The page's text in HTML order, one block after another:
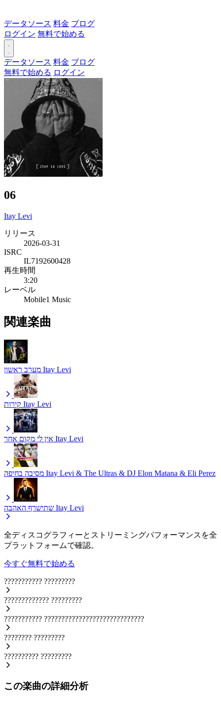
データソース 料金 ブログ
ログイン 無料で始める
データソース 料金 ブログ
無料で始める ログイン
06
Itay Levi
リリース
2026-03-31
ISRC
IL7192600428
再生時間
3:20
レーベル
Mobile1 Music
関連楽曲
מערב ראשון Itay Levi
קירות Itay Levi
אין לי מקום אחר Itay Levi
מסיבה בחיפה Itay Levi & The Ultras & DJ Elon Matana & Eli Perez
שתישרף האהבה Itay Levi
全ディスコグラフィーとストリーミングパフォーマンスを全
プラットフォームで確認。
今すぐ無料で始める
??????????? ?????????
????????????? ?????????
??????????? ?????????????????????????????
???????? ?????????
?????????? ?????????
この楽曲の詳細分析